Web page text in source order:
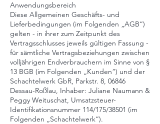
Anwendungsbereich
Diese Allgemeinen Geschäfts- und
Lieferbedingungen (im Folgenden „AGB“)
gelten - in ihrer zum Zeitpunkt des
Vertragsschlusses jeweils gültigen Fassung -
für sämtliche Vertragsbeziehungen zwischen
volljährigen Endverbrauchern im Sinne von §
13 BGB (im Folgenden „Kunden“) und der
Schachtelwerk GbR, Parkstr. 8, 06846
Dessau-Roßlau, Inhaber: Juliane Naumann &
Peggy Weituschat, Umsatzsteuer-
Identifikationsnummer 114/175/38501 (im
Folgenden „Schachtelwerk“).